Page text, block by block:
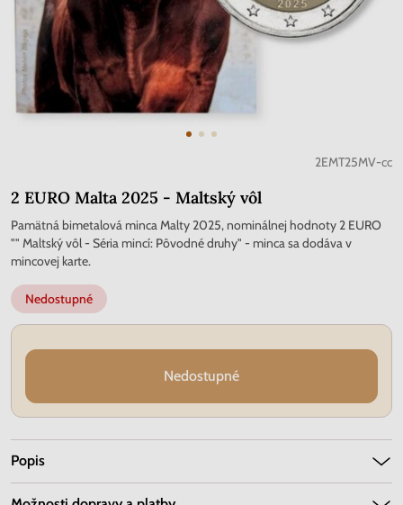
2EMT25MV-cc
2 EURO Malta 2025 - Maltský vôl
Pamätná bimetalová minca Malty 2025, nominálnej hodnoty 2 EURO
"" Maltský vôl - Séria mincí: Pôvodné druhy" - minca sa dodáva v
mincovej karte.
Nedostupné
Nedostupné
Popis